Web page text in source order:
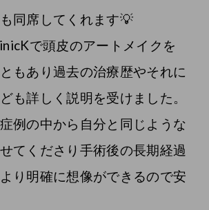
同席してくれます💡
で頭皮のアートメイクを
もあり過去の治療歴やそれに
も詳しく説明を受けました。
例の中から自分と同じような
てくださり手術後の長期経過
り明確に想像ができるので安